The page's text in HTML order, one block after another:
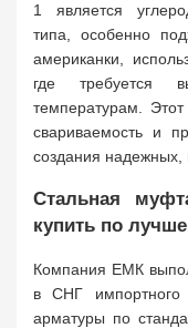
1 является
типа, особенно
американки,
где требуется
температурам.
свариваемость и
создания надежных,
Стальная
купить по
Компания ЕМК
в СНГ импортного
арматуры по